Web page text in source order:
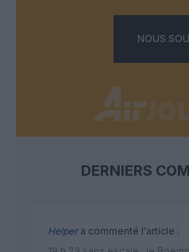
NOUS
DERNIERS
Helpera commenté l'article :